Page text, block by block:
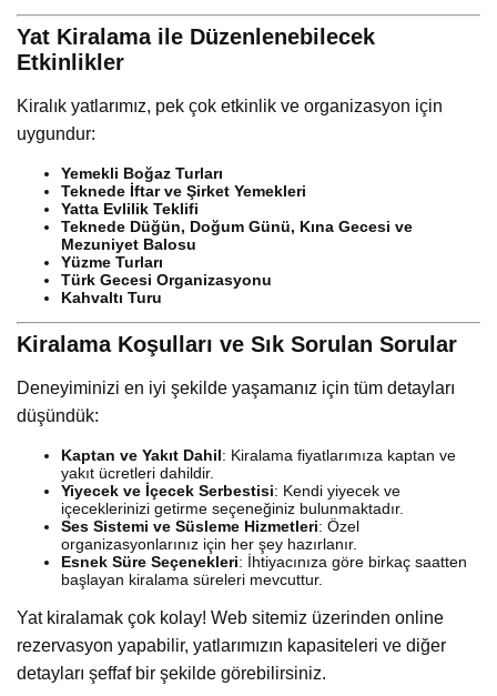
Yat Kiralama ile Düzenlenebilecek
Etkinlikler
Kiralık yatlarımız, pek çok etkinlik ve organizasyon için
uygundur:
Yemekli Boğaz Turları
Teknede İftar ve Şirket Yemekleri
Yatta Evlilik Teklifi
Teknede Düğün, Doğum Günü, Kına Gecesi ve
Mezuniyet Balosu
Yüzme Turları
Türk Gecesi Organizasyonu
Kahvaltı Turu
Kiralama Koşulları ve Sık Sorulan Sorular
Deneyiminizi en iyi şekilde yaşamanız için tüm detayları
düşündük:
Kaptan ve Yakıt Dahil: Kiralama fiyatlarımıza kaptan ve
yakıt ücretleri dahildir.
Yiyecek ve İçecek Serbestisi: Kendi yiyecek ve
içeceklerinizi getirme seçeneğiniz bulunmaktadır.
Ses Sistemi ve Süsleme Hizmetleri: Özel
organizasyonlarınız için her şey hazırlanır.
Esnek Süre Seçenekleri: İhtiyacınıza göre birkaç saatten
başlayan kiralama süreleri mevcuttur.
Yat kiralamak çok kolay! Web sitemiz üzerinden online
rezervasyon yapabilir, yatlarımızın kapasiteleri ve diğer
detayları şeffaf bir şekilde görebilirsiniz.